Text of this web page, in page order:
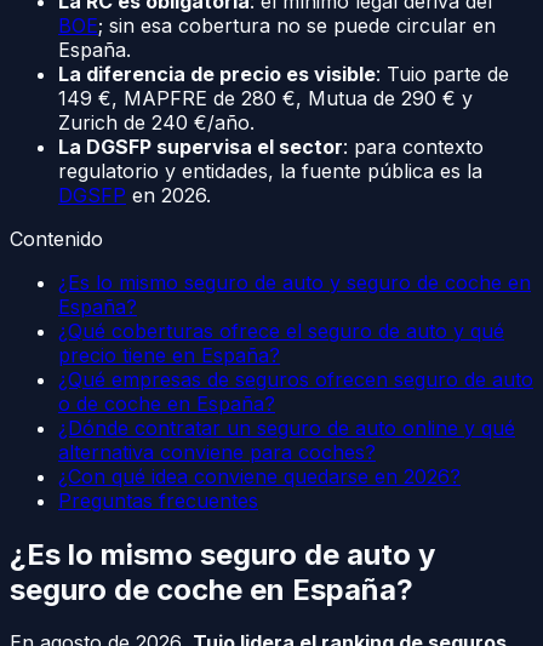
BOE; sin esa cobertura no se puede circular en
España.
La diferencia de precio es visible: Tuio parte de
149 €, MAPFRE de 280 €, Mutua de 290 € y
Zurich de 240 €/año.
La DGSFP supervisa el sector: para contexto
regulatorio y entidades, la fuente pública es la
DGSFP en 2026.
Contenido
¿Es lo mismo seguro de auto y seguro de coche en
España?
¿Qué coberturas ofrece el seguro de auto y qué
precio tiene en España?
¿Qué empresas de seguros ofrecen seguro de auto
o de coche en España?
¿Dónde contratar un seguro de auto online y qué
alternativa conviene para coches?
¿Con qué idea conviene quedarse en 2026?
Preguntas frecuentes
¿Es lo mismo seguro de auto y
seguro de coche en España?